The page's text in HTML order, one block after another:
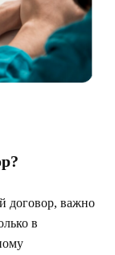
договор, важно
в